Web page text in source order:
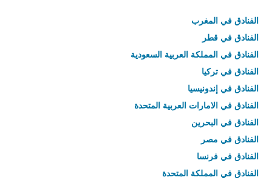
الفنادق في المغرب
الفنادق في قطر
الفنادق في المملكة العربية السعودية
الفنادق في تركيا
الفنادق في إندونيسيا
الفنادق في الامارات العربية المتحدة
الفنادق في البحرين
الفنادق في مصر
الفنادق في فرنسا
الفنادق في المملكة المتحدة